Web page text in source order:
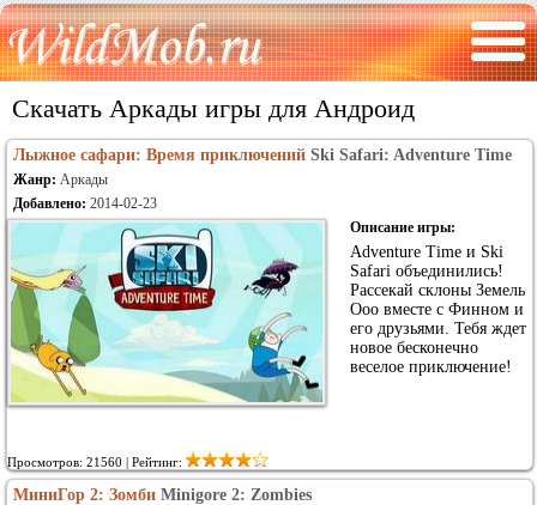
Скачать Аркады игры для Андроид
Лыжное сафари: Время приключений Ski Safari: Adventure Time
Жанр: Аркады
Добавлено: 2014-02-23
Описание игры:
Adventure Time и Ski
Safari объединились!
Рассекай склоны Земель
Ооо вместе с Финном и
его друзьями. Тебя ждет
новое бесконечно
веселое приключение!
Просмотров: 21560 | Рейтинг:
МиниГор 2: Зомби Minigore 2: Zombies